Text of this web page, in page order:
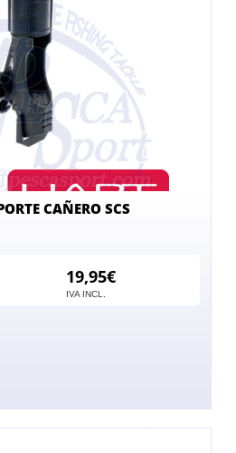
CAÑERO SCS
19,95€
IVA INCL.